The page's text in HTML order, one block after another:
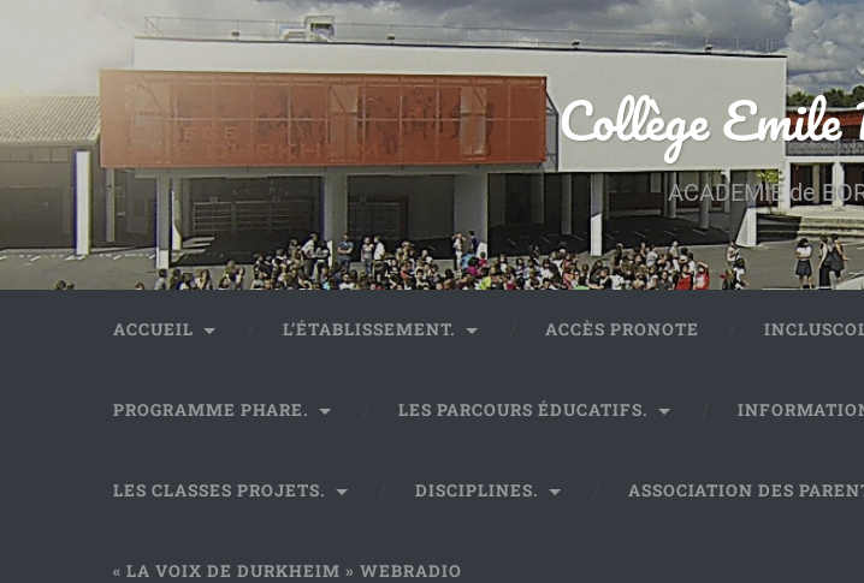
Collège
ACADEMIE de
ACCUEIL L’ÉTABLISSEMENT. ACCÈS PRONOTE
PROGRAMME PHARE. LES PARCOURS ÉDUCATIFS.
LES CLASSES PROJETS. DISCIPLINES. ASSOCIATION DES
« LA VOIX DE DURKHEIM » WEBRADIO